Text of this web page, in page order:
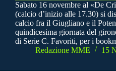
Sabato 16 novembre al «De
(calcio d’inizio alle 17.30) si
calcio fra il Giugliano e il
quindicesima giornata del
di Serie C. Favoriti, per i
Redazione MME
15